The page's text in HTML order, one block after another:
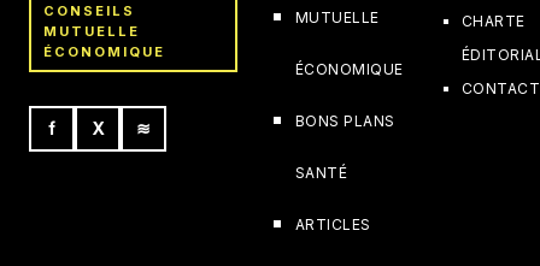
CONSEILS
MUTUELLE
ÉCONOMIQUE
f X ≋
MUTUELLE
ÉCONOMIQUE
BONS PLANS
SANTÉ
ARTICLES
CHARTE
CONTACT